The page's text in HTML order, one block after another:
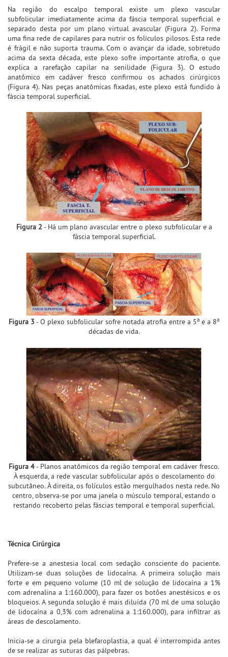
Na região do escalpo temporal existe um plexo vascular
subfolicular imediatamente acima da fáscia temporal superficial e
separado desta por um plano virtual avascular (Figura 2). Forma
uma fina rede de capilares para nutrir os folículos pilosos. Esta rede
é frágil e não suporta trauma. Com o avançar da idade, sobretudo
acima da sexta década, este plexo sofre importante atrofia, o que
explica a rarefação capilar na senilidade (Figura 3). O estudo
anatômico em cadáver fresco confirmou os achados cirúrgicos
(Figura 4). Nas peças anatômicas fixadas, este plexo está fundido à
fáscia temporal superficial.
Figura 2 - Há um plano avascular entre o plexo subfolicular e a
fáscia temporal superficial.
Figura 3- O plexo subfolicular sofre notada atrofia entre a 5a e a 8a
décadas de vida.
Figura 4- Planos anatômicos da região temporal em cadáver fresco.
À esquerda, a rede vascular subfolicular após o descolamento do
subcutâneo. À direita, os folículos estão mergulhados nesta rede. No
centro, observa-se por uma janela o músculo temporal, estando o
restando recoberto pelas fáscias temporal e temporal superficial.
Técnica Cirúrgica
Prefere-se a anestesia local com sedação consciente do paciente.
Utilizam-se duas soluções de lidocaína. A primeira solução mais
forte e em pequeno volume (10 ml de solução de lidocaína a 1%
com adrenalina a 1:160.000), para fazer os botões anestésicos e os
bloqueios. A segunda solução é mais diluída (70 ml de uma solução
de lidocaína a 0,3% com adrenalina a 1:160.000), para infiltrar as
áreas de descolamento.
Inicia-se a cirurgia pela blefaroplastia, a qual é interrompida antes
de se realizar as suturas das pálpebras.